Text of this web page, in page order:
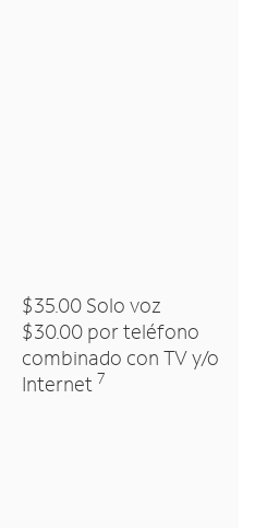
$35.00 Solo voz
$30.00 por teléfono
combinado con TV y/o
Internet 7